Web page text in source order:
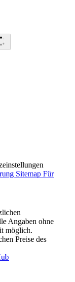
Sitemap Für
Angaben ohne
möglich.
Preise des